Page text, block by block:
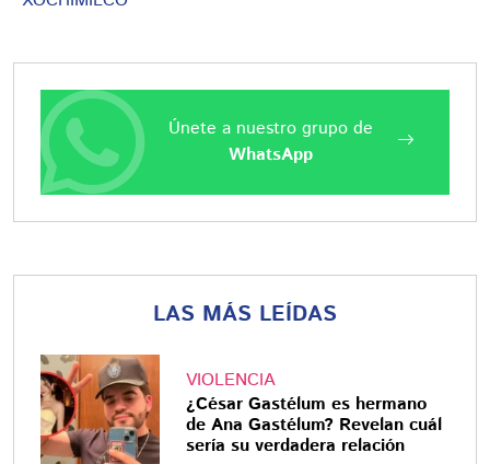
Únete a nuestro grupo de
WhatsApp
LAS MÁS LEÍDAS
VIOLENCIA
¿César Gastélum es hermano
de Ana Gastélum? Revelan cuál
sería su verdadera relación